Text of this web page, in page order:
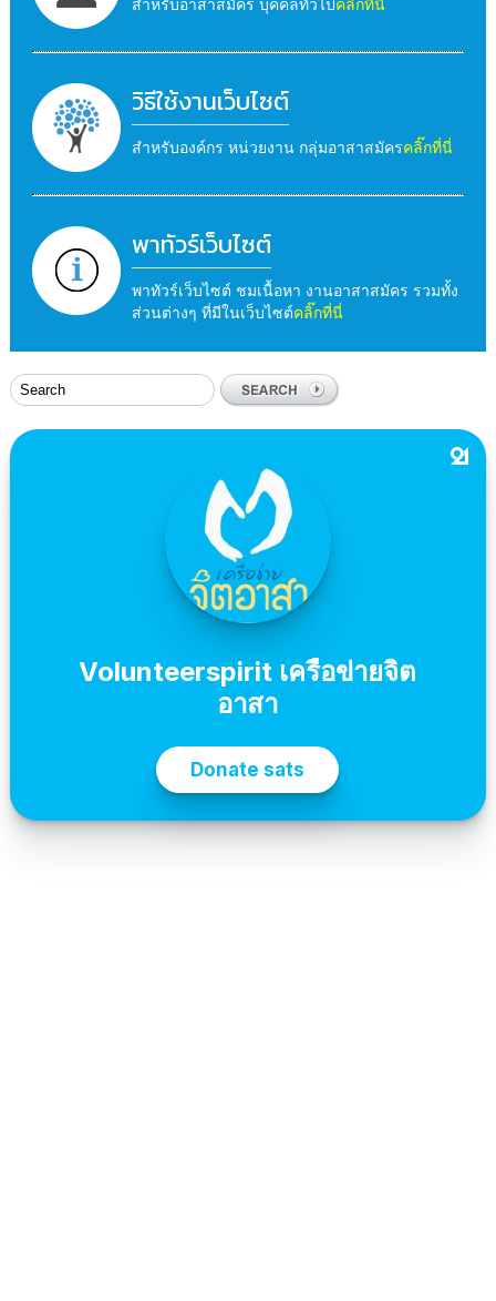
วิธีใช้งานเว็บไซต์
สำหรับองค์กร หน่วยงาน กลุ่มอาสาสมัครคลิ๊กที่นี่
พาทัวร์เว็บไซต์
พาทัวร์เว็บไซต์ ชมเนื้อหา งานอาสาสมัคร รวมทั้ง
ส่วนต่างๆ ที่มีในเว็บไซต์คลิ๊กที่นี่